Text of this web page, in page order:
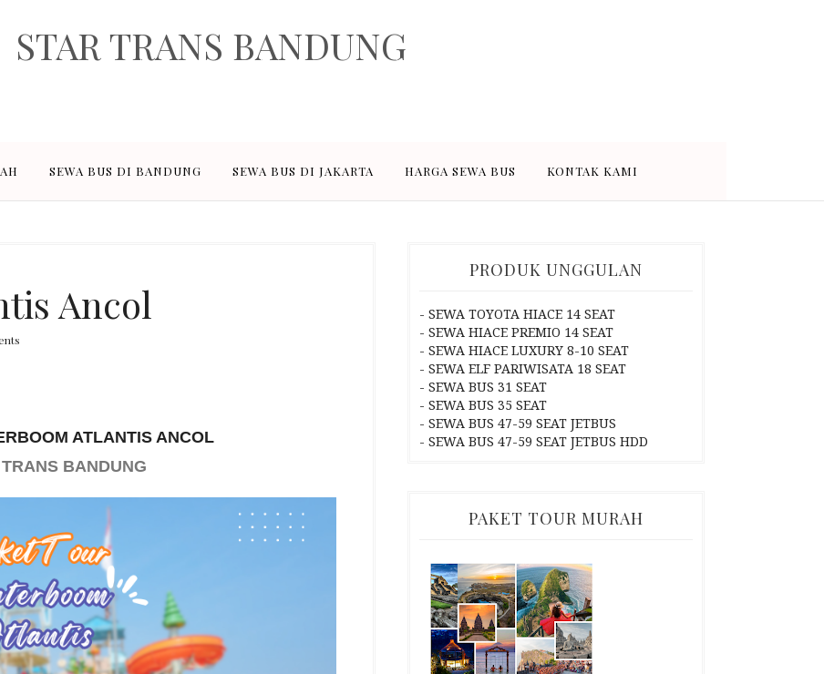
STAR TRANS BANDUNG
perusahaan penyedia jasa sewa transportasi pariwisata dan paket wisata murah dan terpercaya di Kota
SEWA BUS DI BANDUNG SEWA BUS DI JAKARTA HARGA SEWA BUS KONTAK KAMI
Ancol
ATLANTIS ANCOL
BANDUNG
PRODUK UNGGULAN
- SEWA TOYOTA HIACE 14 SEAT
- SEWA HIACE PREMIO 14 SEAT
- SEWA HIACE LUXURY 8-10 SEAT
- SEWA ELF PARIWISATA 18 SEAT
- SEWA BUS 31 SEAT
- SEWA BUS 35 SEAT
- SEWA BUS 47-59 SEAT JETBUS
- SEWA BUS 47-59 SEAT JETBUS HDD
PAKET TOUR MURAH